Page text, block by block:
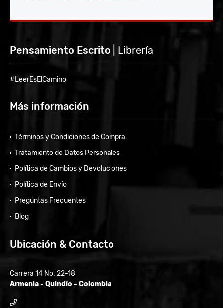
Pensamiento Escrito | Librería
#LeerEsElCamino
Más información
Términos y Condiciones de Compra
Tratamiento de Datos Personales
Política de Cambios y Devoluciones
Política de Envío
Preguntas Frecuentes
Blog
Ubicación & Contacto
Carrera 14 No. 22-18
Armenia - Quindío - Colombia